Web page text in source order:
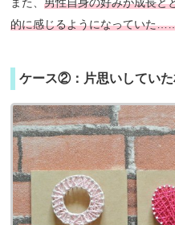
的に感じるようになっていた
ケース②：片思いしてい